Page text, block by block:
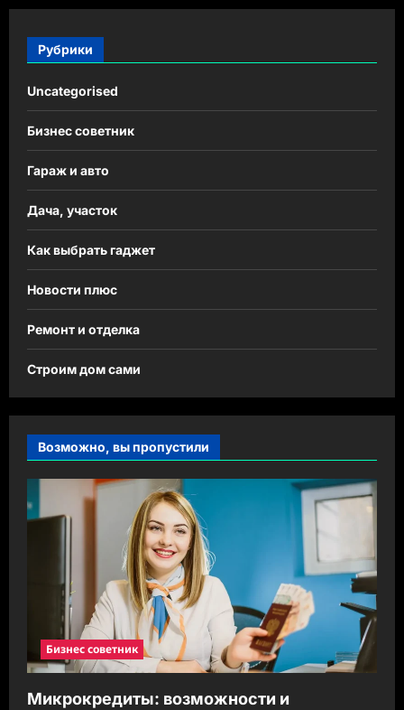
Рубрики
Uncategorised
Бизнес советник
Гараж и авто
Дача, участок
Как выбрать гаджет
Новости плюс
Ремонт и отделка
Строим дом сами
Возможно, вы пропустили
Бизнес советник
Микрокредиты: возможности и